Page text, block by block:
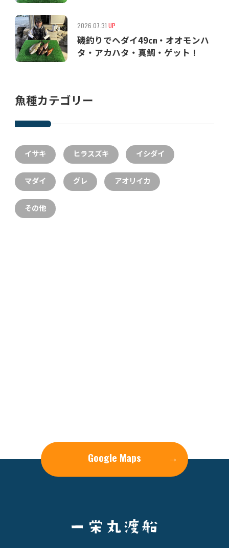
2026.07.31 UP
磯釣りでヘダイ49㎝・オオモンハ
タ・アカハタ・真鯛・ゲット！
魚種カテゴリー
イサキ ヒラスズキ イシダイ
マダイ グレ アオリイカ
その他
Google Maps →